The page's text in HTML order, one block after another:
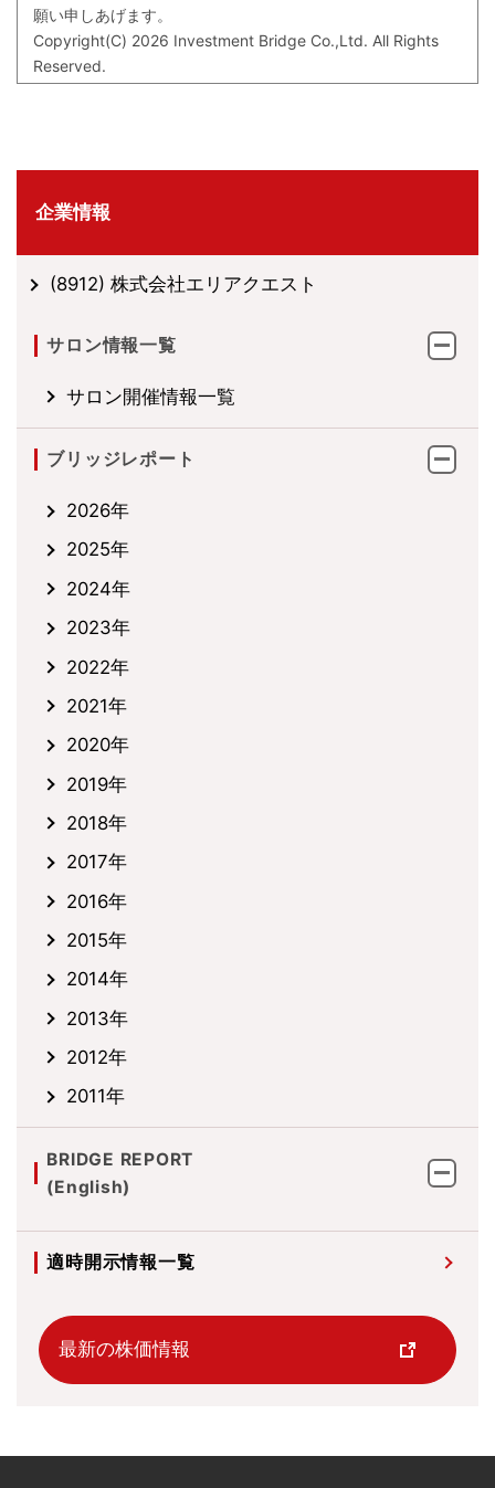
願い申しあげます。
Copyright(C) 2026 Investment Bridge Co.,Ltd. All Rights
Reserved.
企業情報
(8912) 株式会社エリアクエスト
サロン情報一覧
サロン開催情報一覧
ブリッジレポート
2026年
2025年
2024年
2023年
2022年
2021年
2020年
2019年
2018年
2017年
2016年
2015年
2014年
2013年
2012年
2011年
BRIDGE REPORT
(English)
適時開示情報一覧
最新の株価情報